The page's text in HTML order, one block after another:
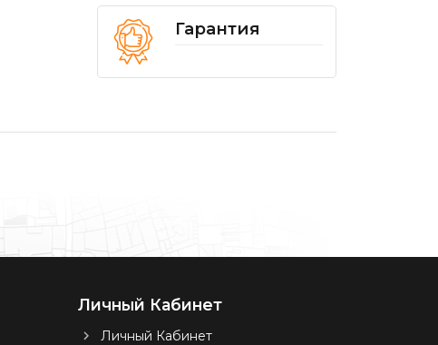
Гарантия
Личный Кабинет
Личный Кабинет